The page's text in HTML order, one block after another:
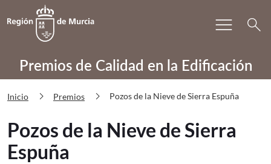
PRECAE Pozos de la Nieve de Sierra
Volver a
Ir a
menu search
Premios de Calidad en la Edificación
Inicio chevron_right Premios chevron_right Pozos de la Nieve de Sierra Espuña
Pozos de la Nieve de Sierra
Espuña